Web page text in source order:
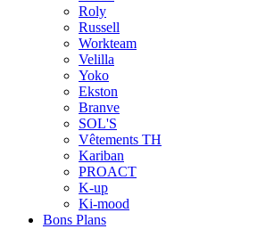
Roly
Russell
Workteam
Velilla
Yoko
Ekston
Branve
SOL'S
Vêtements TH
Kariban
PROACT
K-up
Ki-mood
Bons Plans